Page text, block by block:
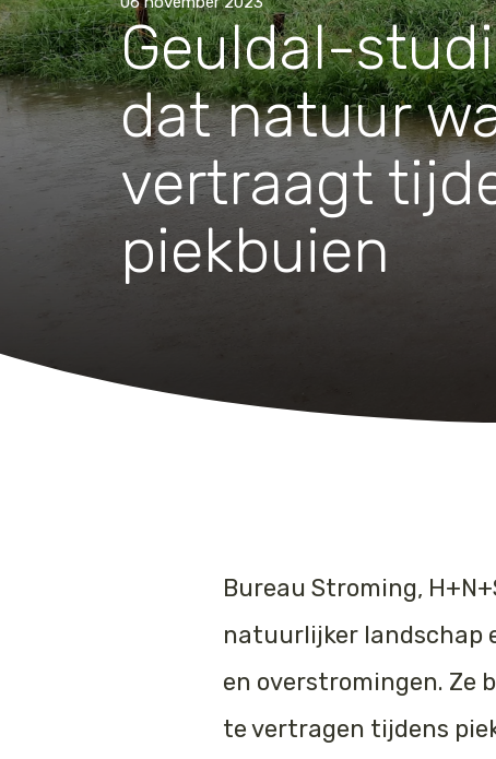
Speelgoed
Knuffels
Puzzels
Spellen
Kleuren en knutselen
Geuldal-
dat natuur
vertraagt
piekbuien
Bureau Stroming,
natuurlijker landschap
en overstromingen. Ze
te vertragen tijdens